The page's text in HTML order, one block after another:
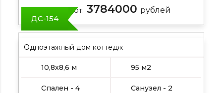
Цена от: 3784000 рублей
ДС-154
Одноэтажный дом коттедж
10,8х8,6 м 95 м2
Спален - 4 Санузел - 2